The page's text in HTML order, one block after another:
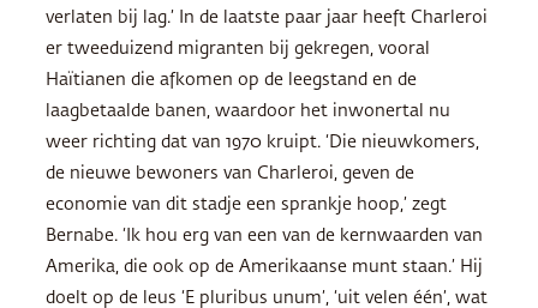
verlaten bij lag.’ In de laatste paar jaar heeft Charleroi
er tweeduizend migranten bij gekregen, vooral
Haïtianen die afkomen op de leegstand en de
laagbetaalde banen, waardoor het inwonertal nu
weer richting dat van 1970 kruipt. ‘Die nieuwkomers,
de nieuwe bewoners van Charleroi, geven de
economie van dit stadje een sprankje hoop,’ zegt
Bernabe. ‘Ik hou erg van een van de kernwaarden van
Amerika, die ook op de Amerikaanse munt staan.’ Hij
doelt op de leus ‘E pluribus unum’, ‘uit velen één’, wat